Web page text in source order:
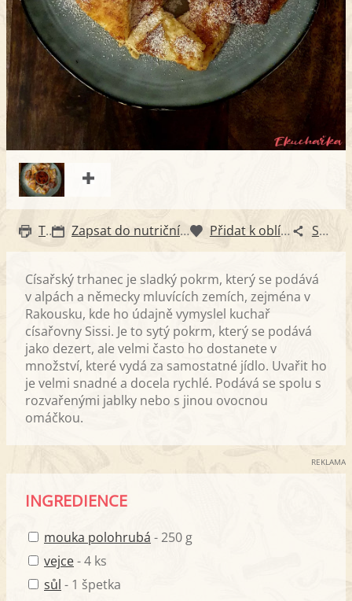
Tisk Zapsat do nutričního diáře Přidat k oblíbeným Sdílet
Císařský trhanec je sladký pokrm, který se podává
v alpách a německy mluvících zemích, zejména v
Rakousku, kde ho údajně vymyslel kuchař
císařovny Sissi. Je to sytý pokrm, který se podává
jako dezert, ale velmi často ho dostanete v
množství, které vydá za samostatné jídlo. Uvařit ho
je velmi snadné a docela rychlé. Podává se spolu s
rozvařenými jablky nebo s jinou ovocnou
omáčkou.
REKLAMA
INGREDIENCE
mouka polohrubá - 250 g
vejce- 4 ks
sůl - 1 špetka